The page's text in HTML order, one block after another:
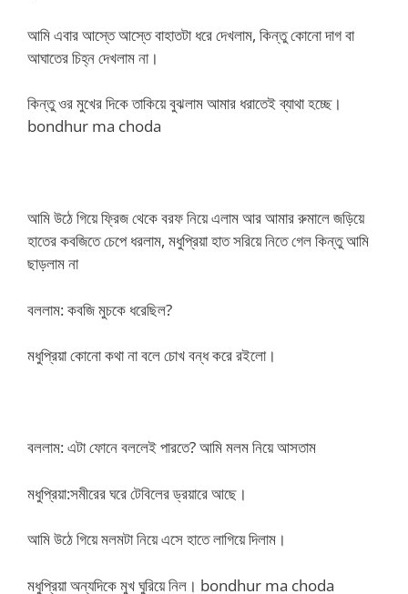
আমি এবার আস্তে আস্তে বাহাতটা ধরে দেখলাম, কিন্তু কোনো দাগ বা
আঘাতের চিহ্ন দেখলাম না।
কিন্তু ওর মুখের দিকে তাকিয়ে বুঝলাম আমার ধরাতেই ব্যাথা হচ্ছে।
bondhur ma choda
আমি উঠে গিয়ে ফ্রিজ থেকে বরফ নিয়ে এলাম আর আমার রুমালে জড়িয়ে
হাতের কবজিতে চেপে ধরলাম, মধুপ্রিয়া হাত সরিয়ে নিতে গেল কিন্তু আমি
ছাড়লাম না
বললাম: কবজি মুচকে ধরেছিল?
মধুপ্রিয়া কোনো কথা না বলে চোখ বন্ধ করে র‌ইলো।
বললাম: এটা ফোনে বললেই পারতে? আমি মলম নিয়ে আসতাম
মধুপ্রিয়া:সমীরের ঘরে টেবিলের ড্রয়ারে আছে।
আমি উঠে গিয়ে মলমটা নিয়ে এসে হাতে লাগিয়ে দিলাম।
মধুপ্রিয়া অন্যদিকে মুখ ঘুরিয়ে নিল। bondhur ma choda